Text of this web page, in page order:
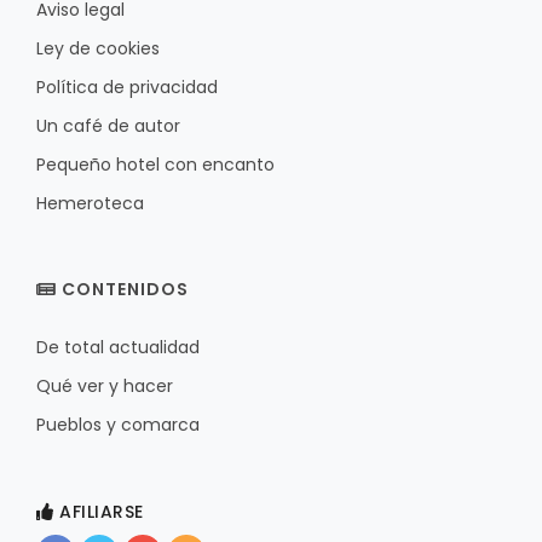
Aviso legal
Ley de cookies
Política de privacidad
Un café de autor
Pequeño hotel con encanto
Hemeroteca
CONTENIDOS
De total actualidad
Qué ver y hacer
Pueblos y comarca
AFILIARSE